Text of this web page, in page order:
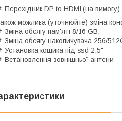
Перехідник DP to HDMI (на вимогу)
можлива (уточнюйте) зміна
Зміна обсягу пам'яті 8/16 GB;
Зміна обсягу накопичувача 256/
Установка кошика під ssd 2,5"
Встановлення зовнішньої антени